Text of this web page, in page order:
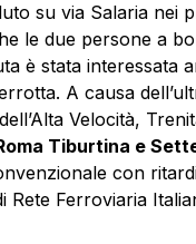
su via Salaria nei
le due persone a
è stata interessata
A causa
Velocità,
Tiburtina e
con
Ferroviaria